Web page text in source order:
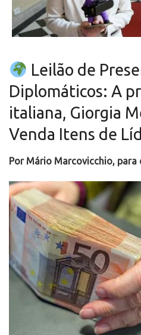
Leilão de
Diplomáticos: A
italiana, Giorgia
Venda Itens de
Por Mário Marcovicchio, para